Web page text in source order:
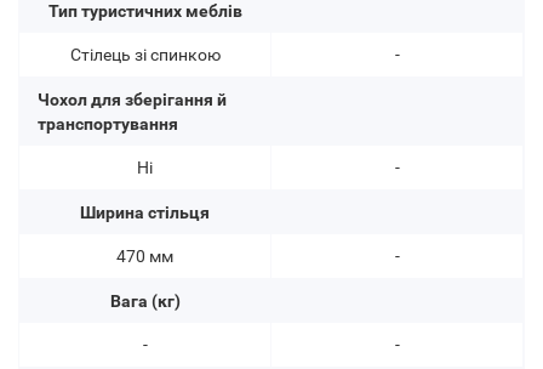
Тип туристичних меблів
Стілець зі спинкою
Чохол для зберігання й
транспортування
Ні
Ширина стільця
470 мм
Вага (кг)
-
-
-
-
-